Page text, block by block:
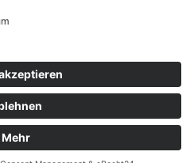
Service - Mutmacher.jetzt
auf ProvenExpert.com